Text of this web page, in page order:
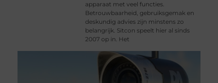
apparaat met veel functies.
Betrouwbaarheid, gebruiksgemak en
deskundig advies zijn minstens zo
belangrijk. Sitcon speelt hier al sinds
2007 op in. Het